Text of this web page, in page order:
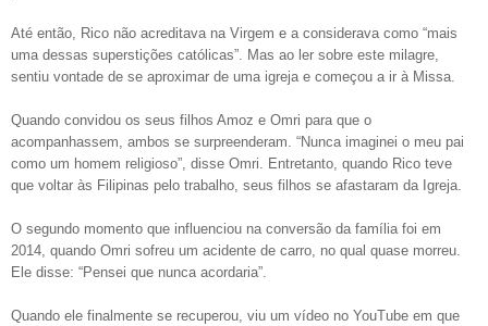
Até então, Rico não acreditava na Virgem e a considerava como “mais
uma dessas superstições católicas”. Mas ao ler sobre este milagre,
sentiu vontade de se aproximar de uma igreja e começou a ir à Missa.
Quando convidou os seus filhos Amoz e Omri para que o
acompanhassem, ambos se surpreenderam. “Nunca imaginei o meu pai
como um homem religioso”, disse Omri. Entretanto, quando Rico teve
que voltar às Filipinas pelo trabalho, seus filhos se afastaram da Igreja.
O segundo momento que influenciou na conversão da família foi em
2014, quando Omri sofreu um acidente de carro, no qual quase morreu.
Ele disse: “Pensei que nunca acordaria”.
Quando ele finalmente se recuperou, viu um vídeo no YouTube em que